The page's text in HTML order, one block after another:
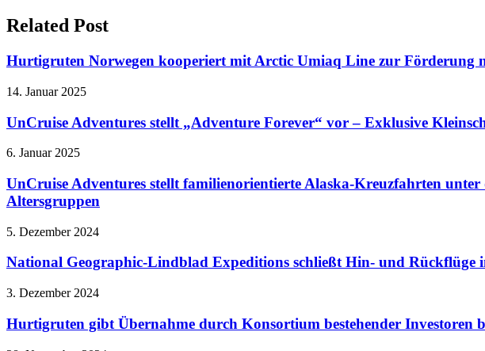
Related Post
Hurtigruten Norwegen kooperiert mit Arctic Umiaq Line zur Förderung
14. Januar 2025
UnCruise Adventures stellt „Adventure Forever“ vor – Exklusive
6. Januar 2025
UnCruise Adventures stellt familienorientierte Alaska-Kreuzfahrten
Altersgruppen
5. Dezember 2024
National Geographic-Lindblad Expeditions schließt Hin- und
3. Dezember 2024
Hurtigruten gibt Übernahme durch Konsortium bestehender Investoren